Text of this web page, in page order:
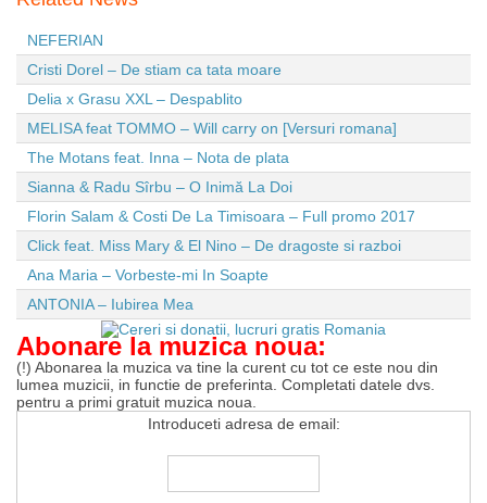
NEFERIAN
Cristi Dorel – De stiam ca tata moare
Delia x Grasu XXL – Despablito
MELISA feat TOMMO – Will carry on [Versuri romana]
The Motans feat. Inna – Nota de plata
Sianna & Radu Sîrbu – O Inimă La Doi
Florin Salam & Costi De La Timisoara – Full promo 2017
Click feat. Miss Mary & El Nino – De dragoste si razboi
Ana Maria – Vorbeste-mi In Soapte
ANTONIA – Iubirea Mea
Abonare la muzica noua:
(!) Abonarea la muzica va tine la curent cu tot ce este nou din
lumea muzicii, in functie de preferinta. Completati datele dvs.
pentru a primi gratuit muzica noua.
Introduceti adresa de email: